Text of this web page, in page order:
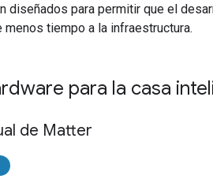
diseñados para permitir que el
menos tiempo a la infraestructura.
para la casa
de Matter